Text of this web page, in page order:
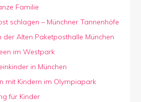
Familie
schlagen – Münchner Tannenhöfe
der Alten Paketposthalle München
im Westpark
in München
mit Kindern im Olympiapark
für Kinder